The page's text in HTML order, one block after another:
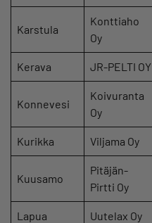
Karstula
Konttiaho
Oy
Kerava JR-PELTI OY
Konnevesi
Koivuranta
Oy
Kurikka Viljama Oy
Kuusamo
Pitäjän-
Pirtti Oy
Lapua Uutelax Oy